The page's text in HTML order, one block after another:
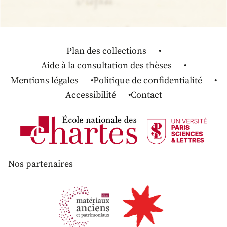
Plan des collections
Aide à la consultation des thèses
Mentions légales
Politique de confidentialité
Accessibilité
Contact
Nos partenaires